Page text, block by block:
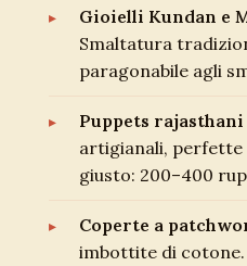
Gioielli Kundan e
Smaltatura
paragonabile agli
Puppets rajasthani
artigianali, perfette
giusto: 200–400
Coperte a
imbottite di cotone.